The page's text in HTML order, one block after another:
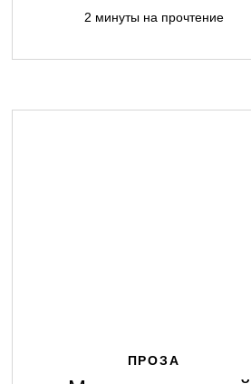
2 минуты на прочтение
ПРОЗА